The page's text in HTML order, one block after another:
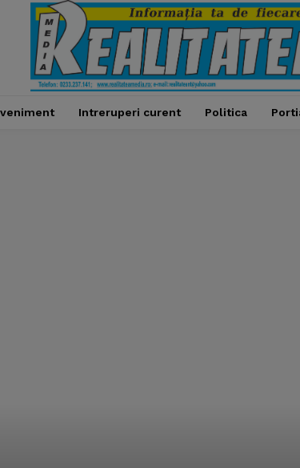
Intreruperi curent Politica